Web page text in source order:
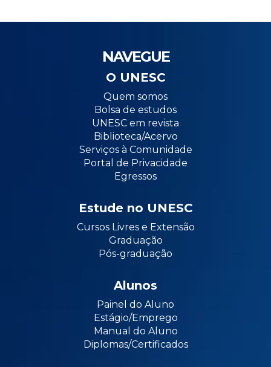
NAVEGUE
O UNESC
Quem somos
Bolsa de estudos
UNESC em revista
Biblioteca/Acervo
Serviços à Comunidade
Portal de Privacidade
Egressos
Estude no UNESC
Cursos Livres e Extensão
Graduação
Pós-graduação
Alunos
Painel do Aluno
Estágio/Emprego
Manual do Aluno
Diplomas/Certificados